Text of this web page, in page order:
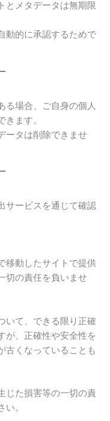
とメタデータは無期限
動的に承認するためで
る場合、ご自身の個人
きます。
ータは削除できませ
サービスを通じて確認
移動したサイトで提供
切の責任を負いませ
いて、できる限り正確
が、正確性や安全性を
古くなっていることも
じた損害等の一切の責
。